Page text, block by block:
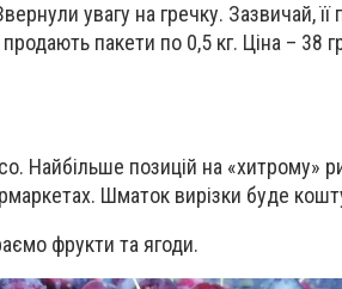
увагу на гречку. Зазвичай,
пакети по 0,5 кг. Ціна – 38
Найбільше позицій на «хитрому»
Шматок вирізки буде
фрукти та ягоди.